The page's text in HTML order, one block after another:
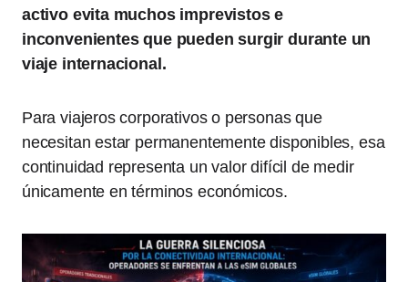
activo evita muchos imprevistos e
inconvenientes que pueden surgir durante un
viaje internacional.
Para viajeros corporativos o personas que
necesitan estar permanentemente disponibles, esa
continuidad representa un valor difícil de medir
únicamente en términos económicos.